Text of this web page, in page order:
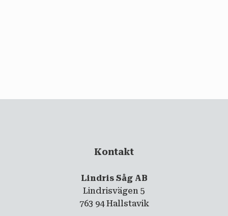
Kontakt
Lindris Såg AB
Lindrisvägen 5
763 94 Hallstavik